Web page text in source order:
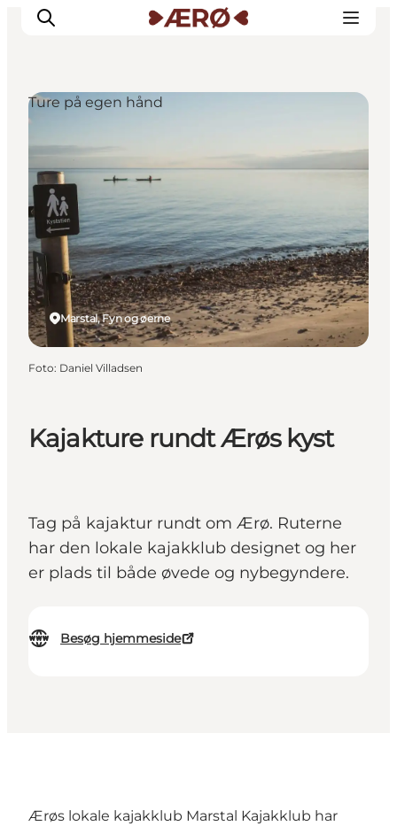
Overnatning
Spisesteder
Oplevelser
Events
Planlæg ferien
Kajakture rundt Ærøs kyst
Tag på kajaktur rundt om Ærø. Ruterne
har den lokale kajakklub designet og her
er plads til både øvede og nybegyndere.
Besøg hjemmeside
Marstal, Fyn og øerne
Ture på egen hånd
Foto: Daniel Villadsen
Ærøs lokale kajakklub Marstal Kajakklub har